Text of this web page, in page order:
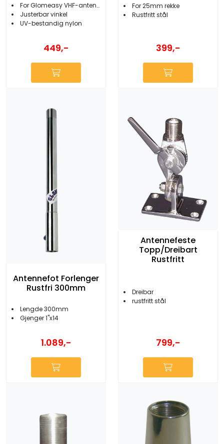
For Glomeasy VHF-antenner
Justerbar vinkel
UV-bestandig nylon
449,-
For 25mm rekke
Rustfritt stål
399,-
Antennefot Forlenger
Rustfri 300mm
Lengde 300mm
Gjenger 1''x14
1.089,-
Antennefeste
Topp/Dreibart
Rustfritt
Dreibar
rustfritt stål
799,-